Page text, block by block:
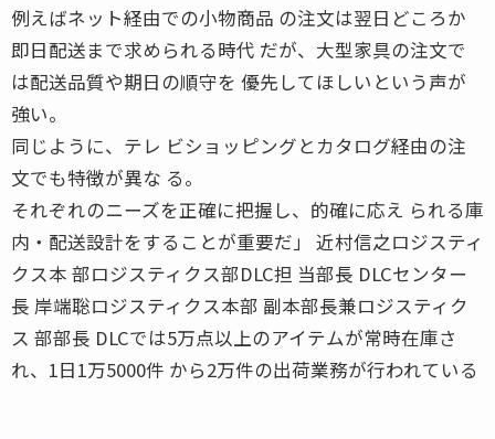
例えばネット経由での小物商品 の注文は翌日どころか
即日配送まで求められる時代 だが、大型家具の注文で
は配送品質や期日の順守を 優先してほしいという声が
強い。
同じように、テレ ビショッピングとカタログ経由の注
文でも特徴が異な る。
それぞれのニーズを正確に把握し、的確に応え られる庫
内・配送設計をすることが重要だ」 近村信之ロジスティ
クス本 部ロジスティクス部DLC担 当部長 DLCセンター
長 岸端聡ロジスティクス本部 副本部長兼ロジスティク
ス 部部長 DLCでは5万点以上のアイテムが常時在庫さ
れ、1日1万5000件 から2万件の出荷業務が行われている